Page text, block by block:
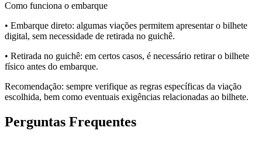
Como funciona o embarque
• Embarque direto: algumas viações permitem apresentar o bilhete
digital, sem necessidade de retirada no guichê.
• Retirada no guichê: em certos casos, é necessário retirar o bilhete
físico antes do embarque.
Recomendação: sempre verifique as regras específicas da viação
escolhida, bem como eventuais exigências relacionadas ao bilhete.
Perguntas Frequentes